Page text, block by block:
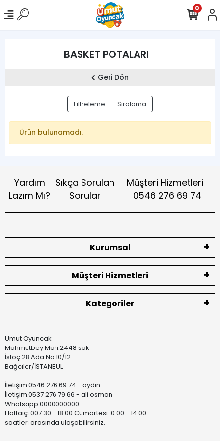
0
BASKET POTALARI
Geri Dön
Filtreleme Sıralama
Ürün bulunamadı.
Yardım
Lazım Mı?
Sıkça Sorulan
Sorular
Müşteri Hizmetleri
0546 276 69 74
Kurumsal
Müşteri Hizmetleri
Kategoriler
Umut Oyuncak
Mahmutbey Mah.2448 sok
İstoç 28.Ada No:10/12
Bağcılar/İSTANBUL
İletişim.0546 276 69 74 - aydın
İletişim.0537 276 79 66 - ali osman
Whatsapp.0000000000
Haftaiçi 007:30 - 18:00 Cumartesi 10:00 - 14:00
saatleri arasında ulaşabilirsiniz.